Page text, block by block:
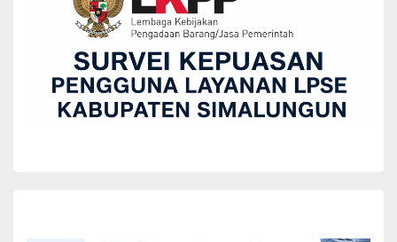
BERITAPKK
Buka Kegiatan Workshop Menu Pangan Lokal
Tinggi Protein Bagi Anak Usia Dini